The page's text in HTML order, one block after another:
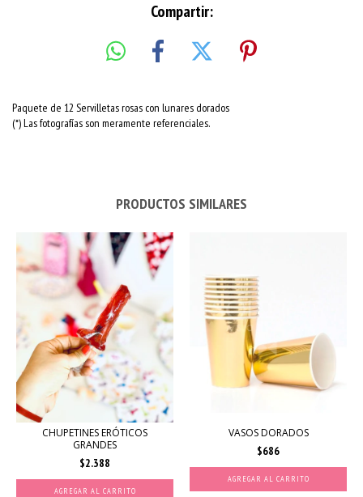
Compartir:
Paquete de 12 Servilletas rosas con lunares dorados
(*) Las fotografías son meramente referenciales.
PRODUCTOS SIMILARES
CHUPETINES ERÓTICOS
GRANDES
$2.388
AGREGAR AL CARRITO
VASOS DORADOS
$686
AGREGAR AL CARRITO